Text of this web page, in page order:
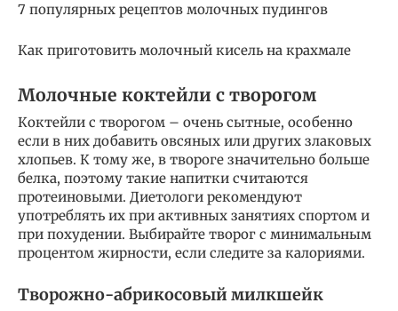
7 популярных рецептов молочных пудингов
Как приготовить молочный кисель на крахмале
Молочные коктейли с творогом
Коктейли с творогом – очень сытные, особенно
если в них добавить овсяных или других злаковых
хлопьев. К тому же, в твороге значительно больше
белка, поэтому такие напитки считаются
протеиновыми. Диетологи рекомендуют
употреблять их при активных занятиях спортом и
при похудении. Выбирайте творог с минимальным
процентом жирности, если следите за калориями.
Творожно-абрикосовый милкшейк